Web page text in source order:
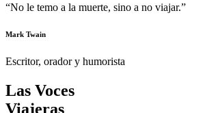
“No le temo a la muerte, sino a no viajar.”
Mark Twain
Escritor, orador y humorista
Las Voces
Viajeras